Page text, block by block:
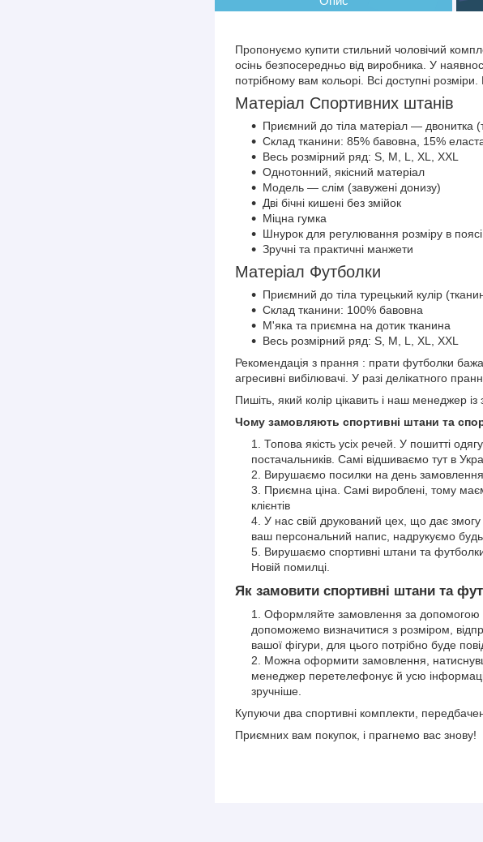
Пропонуємо купити стильний чоловічий
осінь безпосередньо від виробника. У
потрібному вам кольорі. Всі доступні
Матеріал Спортивних штанів
Приємний до тіла матеріал — двонитка
Склад тканини: 85% бавовна, 15%
Весь розмірний ряд: S, M, L, XL, XXL
Однотонний, якісний матеріал
Модель — слім (завужені донизу)
Дві бічні кишені без змійок
Міцна гумка
Шнурок для регулювання розміру в поясі
Зручні та практичні манжети
Матеріал Футболки
Приємний до тіла турецький кулір
Склад тканини: 100% бавовна
М'яка та приємна на дотик тканина
Весь розмірний ряд: S, M, L, XL, XXL
Рекомендація з прання : прати футболки
агресивні вибілювачі. У разі делікатного
Пишіть, який колір цікавить і наш менеджер
Чому замовляють спортивні штани та
Топова якість усіх речей. У пошитті
постачальників. Самі відшиваємо тут в
Вирушаємо посилки на день
Приємна ціна. Самі вироблені, тому
клієнтів
У нас свій друкований цех, що дає
ваш персональний напис, надрукуємо
Вирушаємо спортивні штани та
Новій помилці.
Як замовити спортивні штани та
Оформляйте замовлення за допомогою
допоможемо визначитися з розміром,
вашої фігури, для цього потрібно буде
Можна оформити замовлення,
менеджер перетелефонує й усю
зручніше.
Купуючи два спортивні комплекти,
Приємних вам покупок, і прагнемо вас знову!